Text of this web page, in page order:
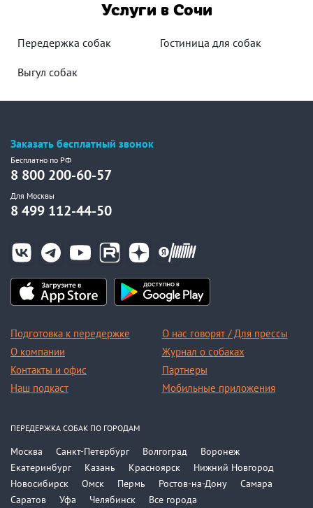
Услуги в Сочи
Передержка собак Гостиница для собак
Выгул собак
Заказать бесплатный звонок
Бесплатно по РФ
8 800 200-60-57
Для Москвы
8 499 112-44-50
Подготовка к передержке
О компании
Контакты и офис
Наш подкаст
О нас говорят / Для прессы
Журнал о собаках
Партнеры
Мобильные приложения
ПЕРЕДЕРЖКА СОБАК ПО ГОРОДАМ
Москва Санкт-Петербург Волгоград
Воронеж
Екатеринбург
Казань Красноярск
Нижний Новгород
Новосибирск
Омск Пермь Ростов-на-Дону
Самара
Саратов
Уфа Челябинск Все города